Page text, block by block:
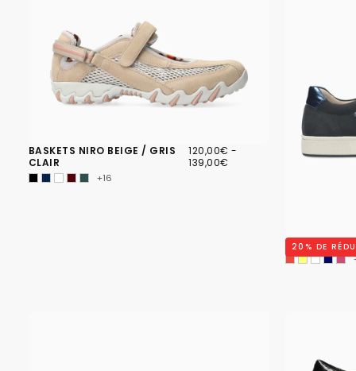
BASKETS NIRO BEIGE / GRIS
CLAIR
120,00€
PRIX
MINIMUM
120,00€ -
139,00€
+16
BASKETS
20 % DE